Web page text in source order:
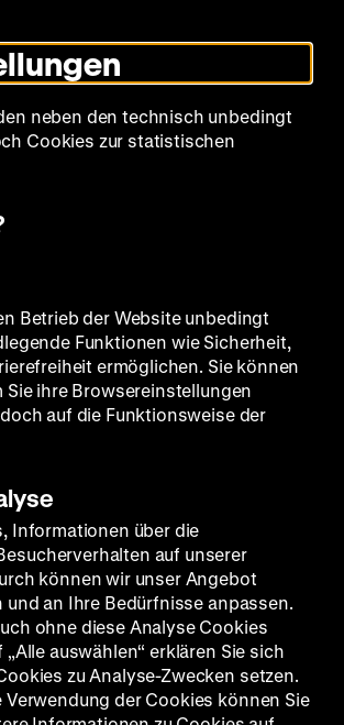
Sprache
Über uns
neben den technisch unbedingt
Cookies zur statistischen
Betrieb der Website unbedingt
Funktionen wie Sicherheit,
ermöglichen. Sie können
ihre Browsereinstellungen
auf die Funktionsweise der
Informationen über die
auf unserer
können wir unser Angebot
an Ihre Bedürfnisse anpassen.
ohne diese Analyse Cookies
auswählen“ erklären Sie sich
zu Analyse-Zwecken setzen.
der Cookies können Sie